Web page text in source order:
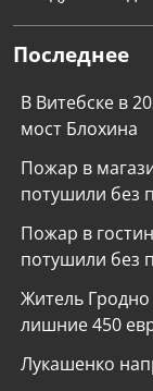
Последнее
В Витебске в
мост Блохина
Пожар в
потушили без
Пожар в
потушили без
Житель
лишние 450
Лукашенко